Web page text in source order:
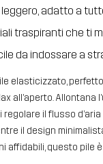
leggero, adatto a
traspiranti che ti
da indossare a
elasticizzato,
all’aperto.
il flusso
il design
affidabili, questo pile